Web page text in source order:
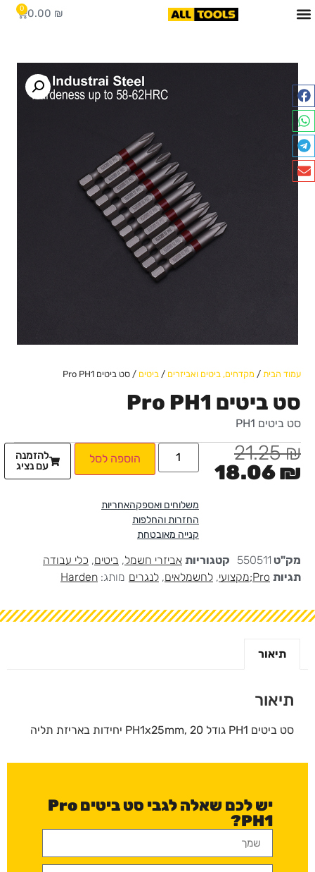
0.00 ₪
0
עמוד הבית / מקדחים, ביטים ואביזרים / ביטים / סט ביטים Pro PH1
סט ביטים Pro PH1
סט ביטים PH1
21.25₪
18.06₪
הוספה לסל
משלוחים ואספקהאחריות
החזרות והחלפות
קנייה מאובטחת
להזמנה
עם נציג
מק"ט 550511 קטגוריות אביזרי חשמל, ביטים, כלי עבודה
תגיות Pro;מקצועי , לחשמלאים, לנגרים מותג: Harden
תיאור
תיאור
סט ביטים PH1 גודל PH1x25mm, 20 יחידות באריזת תליה
יש לכם שאלה לגבי סט ביטים Pro
PH1?